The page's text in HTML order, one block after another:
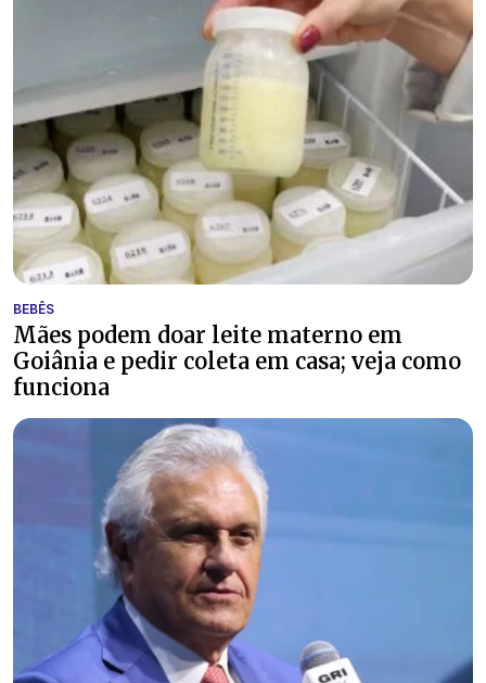
BEBÊS
Mães podem doar leite materno em
Goiânia e pedir coleta em casa; veja como
funciona